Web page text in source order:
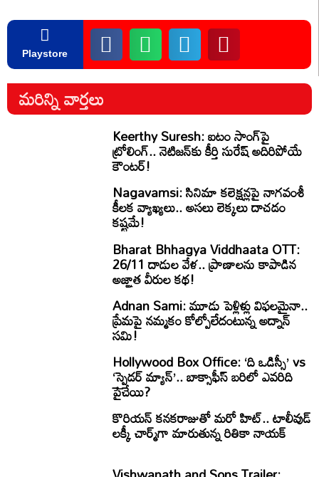
Playstore
మరిన్ని వార్తలు
Keerthy Suresh: ఐటం సాంగ్‌పై
ట్రోలింగ్.. నెటిజన్‌కు కీర్తి సురేష్ అదిరిపోయే
కౌంటర్!
Nagavamsi: సినిమా కలెక్షన్లపై నాగవంశీ
కీలక వ్యాఖ్యలు.. అసలు లెక్కలు దాచడం
కష్టమే!
Bharat Bhhagya Viddhaata OTT:
26/11 దాడుల వేళ.. ప్రాణాలను కాపాడిన
అజ్ఞాత వీరుల కథ!
Adnan Sami: మూడు పెళ్లిళ్లు విఫలమైనా..
ప్రేమపై నమ్మకం కోల్పోలేదంటున్న అద్నాన్
సమి!
Hollywood Box Office: ‘ది ఒడిస్సీ’ vs
‘స్పైడర్ మ్యాన్’.. బాక్సాఫీస్ బరిలో ఎవరిది
పైచేయి?
కొరియన్ కనకరాజుతో మరో హిట్.. టాలీవుడ్
లక్కీ చార్మ్‌గా మారుతున్న రితికా నాయక్